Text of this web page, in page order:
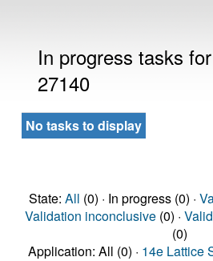
In progress tasks
27140
No tasks to display
State: All (0) · In progress (0) ·
Validation inconclusive(0) · Valid
(0)
Application: All (0) · 14e Lattice